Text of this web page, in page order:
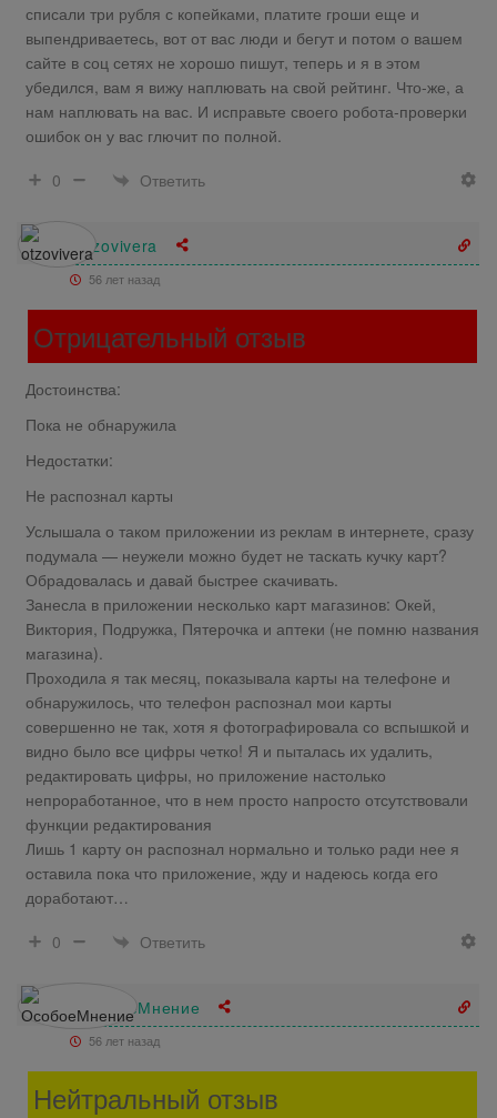
списали три рубля с копейками, платите гроши еще и
выпендриваетесь, вот от вас люди и бегут и потом о вашем
сайте в соц сетях не хорошо пишут, теперь и я в этом
убедился, вам я вижу наплювать на свой рейтинг. Что-же, а
нам наплювать на вас. И исправьте своего робота-проверки
ошибок он у вас глючит по полной.
0
Ответить
otzovivera
56 лет назад
Отрицательный отзыв
Достоинства:
Пока не обнаружила
Недостатки:
Не распознал карты
Услышала о таком приложении из реклам в интернете, сразу
подумала — неужели можно будет не таскать кучку карт?
Обрадовалась и давай быстрее скачивать.
Занесла в приложении несколько карт магазинов: Окей,
Виктория, Подружка, Пятерочка и аптеки (не помню названия
магазина).
Проходила я так месяц, показывала карты на телефоне и
обнаружилось, что телефон распознал мои карты
совершенно не так, хотя я фотографировала со вспышкой и
видно было все цифры четко! Я и пыталась их удалить,
редактировать цифры, но приложение настолько
непроработанное, что в нем просто напросто отсутствовали
функции редактирования
Лишь 1 карту он распознал нормально и только ради нее я
оставила пока что приложение, жду и надеюсь когда его
доработают…
0
Ответить
ОсобоеМнение
56 лет назад
Нейтральный отзыв